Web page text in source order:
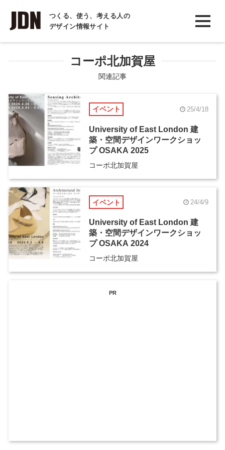
つくる、使う、考える人の
デザイン情報サイト
INTERVIEW
インタビュー
REPORT
COLUMN
コラム
コーポ北加賀屋
関連記事
イベント 25/4/18
University of East London 建
築・空間デザインワークショッ
プ OSAKA 2025
コーポ北加賀屋
イベント 24/4/9
University of East London 建
築・空間デザインワークショッ
プ OSAKA 2024
コーポ北加賀屋
PR